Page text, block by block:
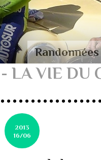
- LA VIE DU
2013
16/06